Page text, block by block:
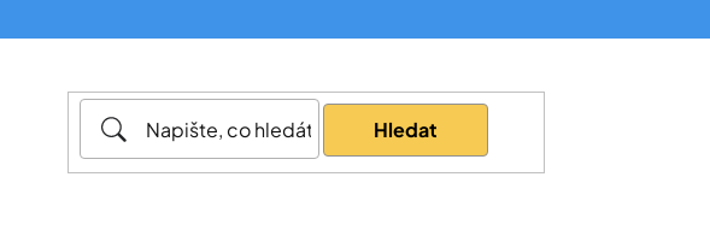
Hledat
Co potřebujete najít?